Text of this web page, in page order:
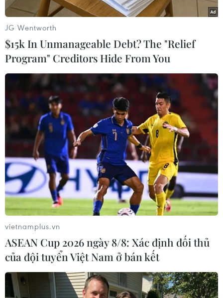
Khối Sunni rút khỏi đàm phán thành lập
chính phủ tại Iraq
23/08/2014 04:17
Các nghị sỹ Hồi giáo dòng Sunni ở Iraq đã quyết định
rút khỏi các cuộc đàm phán về thành lập chính phủ liên
minh người Shi'ite.
JG Wentworth
$15k In Unmanageable Debt? The "Relief
Program" Creditors Hide From You
vietnamplus.vn
ASEAN Cup 2026 ngày 8/8: Xác định đối thủ
của đội tuyển Việt Nam ở bán kết